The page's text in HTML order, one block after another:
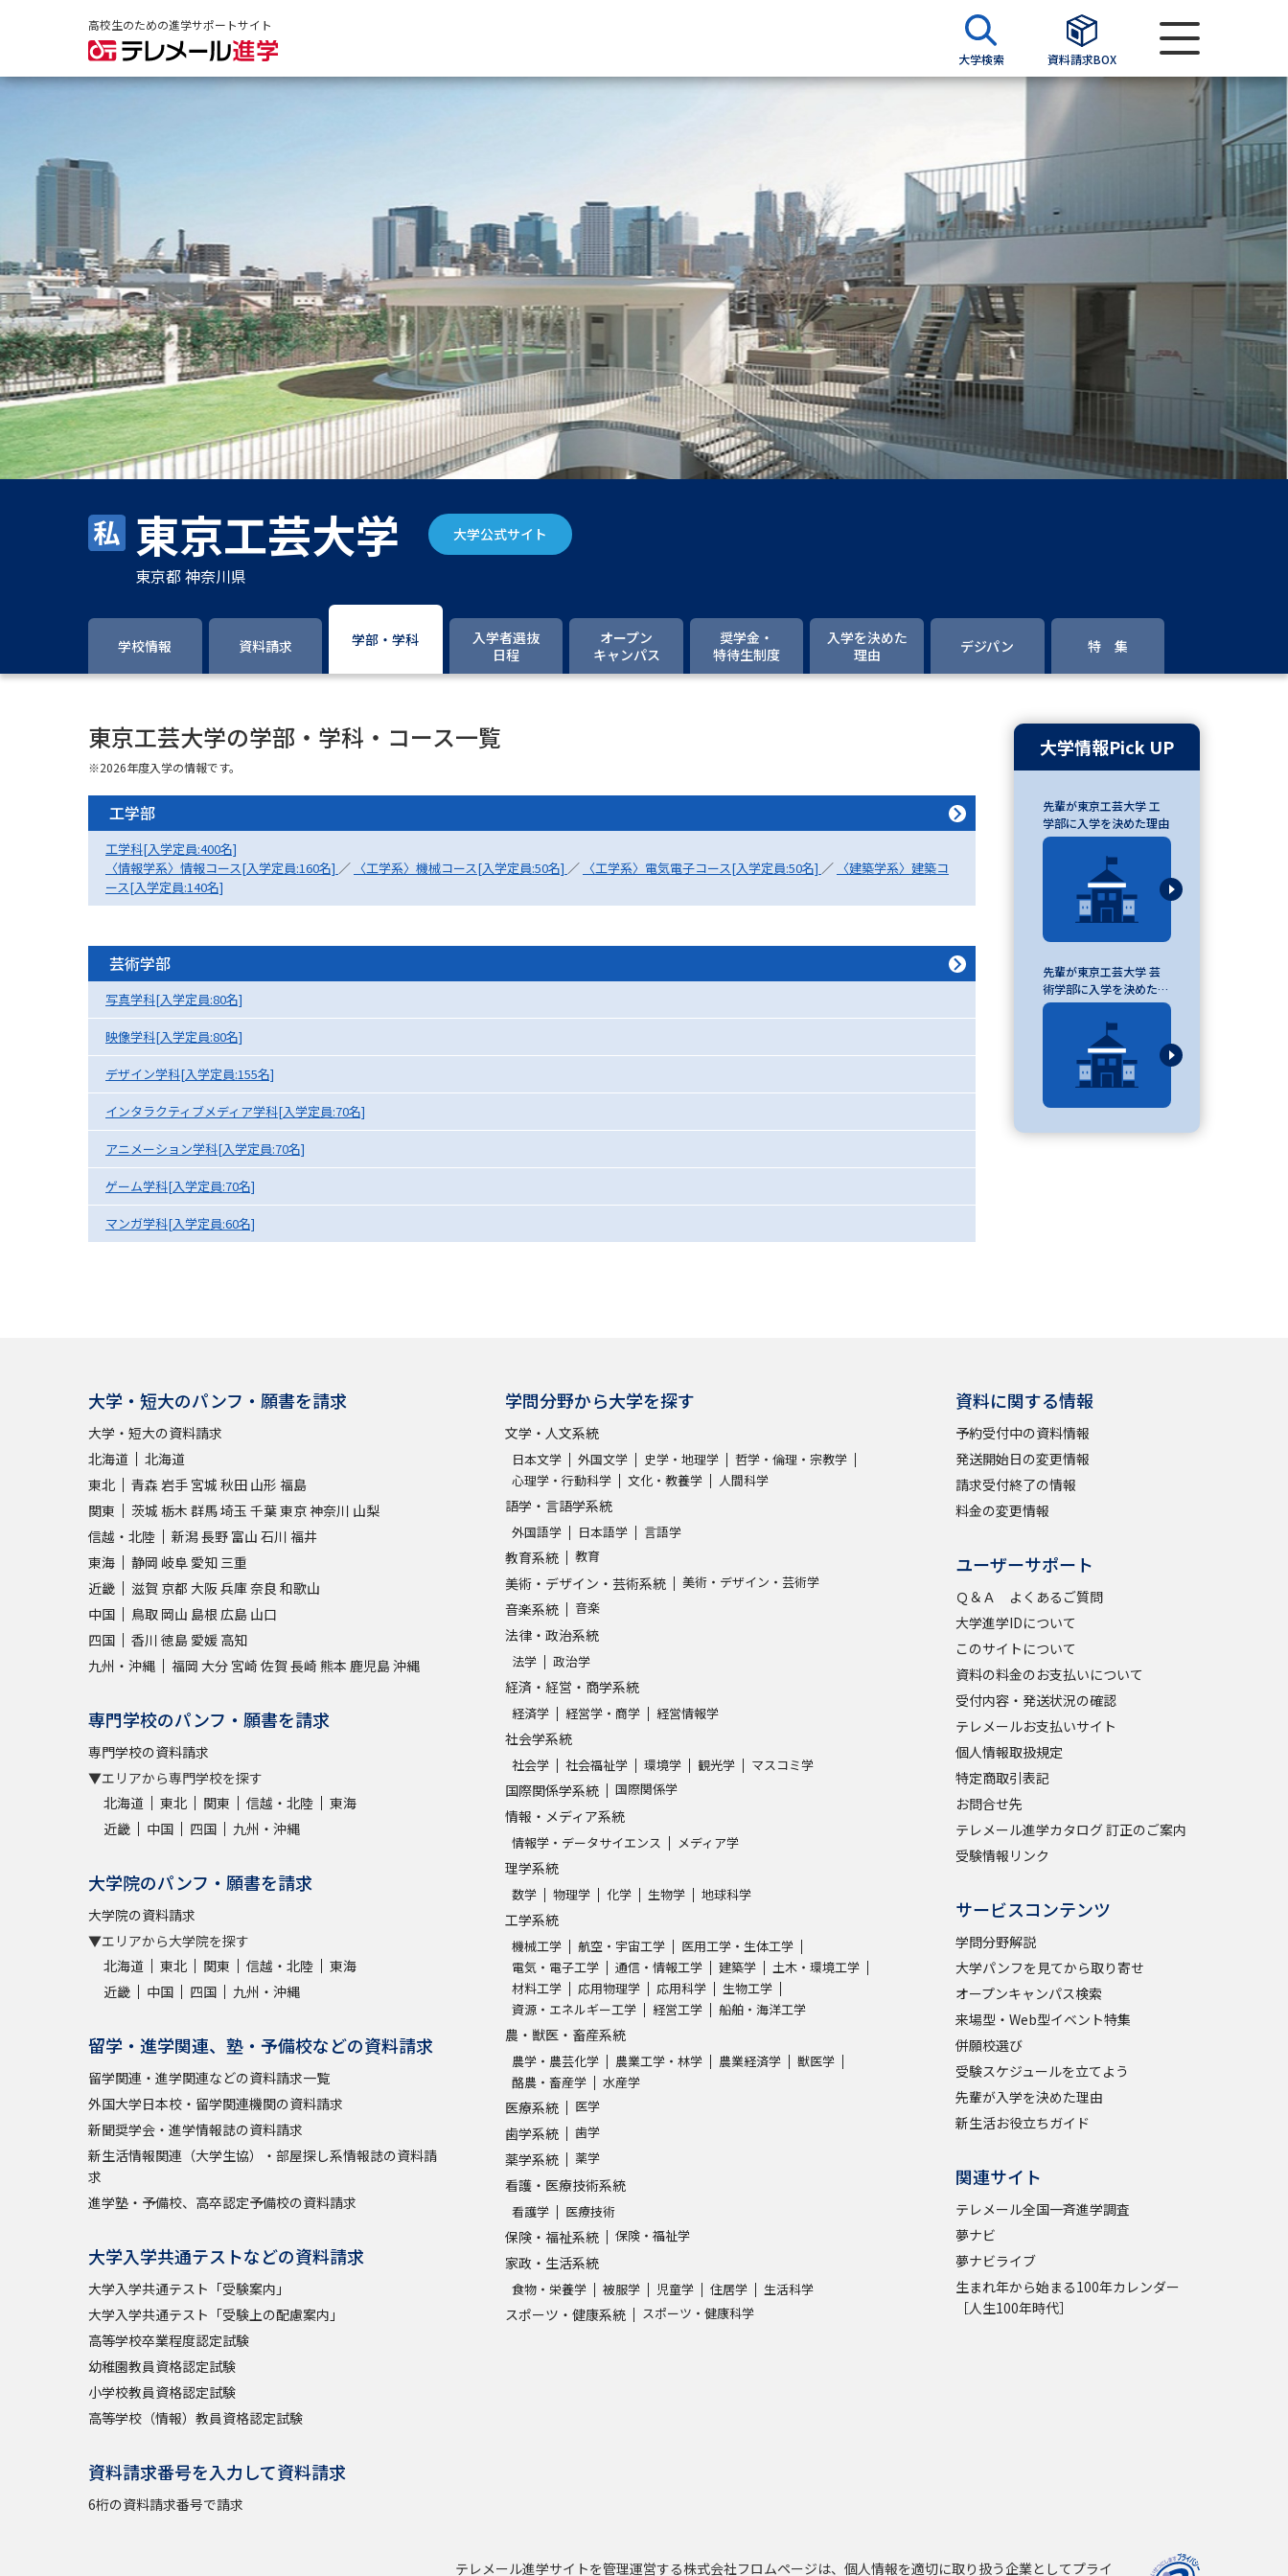
高校生のための進学サポートサイト
大学検索 資料請求BOX
資料検索
大学・短大の資料種類から請求
大学パンフ
学部・学科パンフ
総合型選抜・学校推薦型選抜 募集要項＆願書
大学入学共通テスト利用選抜の募集要項＆願書
過去問題集
大学・短大以外の資料から請求
専門学校の資料請求 大学院の資料請求
留学・進学関連、塾・予備校
大学入学共通テスト「受験案内」の請求
大学入学共通テスト「受験上の配慮案内」の請求
高等学校卒業程度認定試験
大学研究 大学検索
デジタルパンフレット
新学年スタート号特集ページ（高3生用）
SELFBRAND特集ページ
オープンキャンパス検索
実施プログラムから探す
受験準備 資料検索
志望校・出願校を調べる
大学で学びたい学問発見
学問のミニ講義「夢ナビ講義」 学問分野解説 学問の教科書 夢ナビライブ
ユーザーサポート
Ｑ＆Ａ よくあるご質問
このサイトについて
資料の料金の
受付内容・発送状況の確認 テレメール
テレメール進学カタログ訂正のご案内
受験情報リンク
東京工芸大学 大学公式サイト
東京都 神奈川県
学校情報 資料請求 学部・学科
入学者選抜
日程
オープン
キャンパス
奨学金・
特待生制度
入学を決めた
理由
デジパン 特 集
東京工芸大学の学部・学科・コース一覧
※2026年度入学の情報です。
工学部
工学科[入学定員:400名]
〈情報学系〉情報コース[入学定員:160名] ／ 〈工学系〉機械コース[入学定員:50名] ／ 〈工学系〉電気電子コース[入学定員:50名] ／ 〈建築学系〉建築コ
ース[入学定員:140名]
芸術学部
写真学科[入学定員:80名]
映像学科[入学定員:80名]
デザイン学科[入学定員:155名]
インタラクティブメディア学科[入学定員:70名]
アニメーション学科[入学定員:70名]
ゲーム学科[入学定員:70名]
マンガ学科[入学定員:60名]
大学情報Pick UP
先輩が東京工芸大学 工
学部に入学を決めた理由
先輩が東京工芸大学 芸
術学部に入学を決めた理
由
大学・短大のパンフ・願書を請求
大学・短大の資料請求
北海道
北海道
東北
青森 岩手 宮城 秋田 山形 福島
関東
茨城 栃木 群馬埼玉 千葉東京神奈川 山梨
信越・北陸
新潟長野 富山 石川 福井
東海
静岡 岐阜 愛知 三重
近畿
滋賀 京都 大阪兵庫奈良 和歌山
中国
鳥取 岡山 島根 広島 山口
四国
香川 徳島 愛媛 高知
九州・沖縄
福岡 大分 宮崎 佐賀 長崎 熊本 鹿児島沖縄
専門学校のパンフ・願書を請求
専門学校の資料請求
▼エリアから専門学校を探す
北海道
東北 関東 信越・北陸
東海
近畿
中国 四国 九州・沖縄
大学院のパンフ・願書を請求
大学院の資料請求
▼エリアから大学院を探す
北海道
東北 関東 信越・北陸
東海
近畿
中国 四国 九州・沖縄
留学・進学関連、塾・予備校などの資料請求
留学関連・進学関連などの資料請求一覧
外国大学日本校・留学関連機関の資料請求
新聞奨学会・進学情報誌の資料請求
新生活情報関連（大学生協）・部屋探し系情報誌の資料請
求
進学塾・予備校、高卒認定予備校の資料請求
大学入学共通テストなどの資料請求
大学入学共通テスト「受験案内」
大学入学共通テスト「受験上の配慮案内」
高等学校卒業程度認定試験
幼稚園教員資格認定試験
小学校教員資格認定試験
高等学校（情報）教員資格認定試験
資料請求番号を入力して資料請求
6桁の資料請求番号で請求
学問分野から大学を探す
文学・人文系統
日本文学 外国文学 史学・地理学
哲学・倫理・宗教学
心理学・行動科学
文化・教養学 人間科学
語学・言語学系統
外国語学 日本語学 言語学
教育系統 教育
美術・デザイン・芸術系統 美術・デザイン・芸術学
音楽系統 音楽
法律・政治系統
法学 政治学
経済・経営・商学系統
経済学 経営学・商学 経営情報学
社会学系統
社会学 社会福祉学 環境学 観光学 マスコミ学
国際関係学系統 国際関係学
情報・メディア系統
情報学・データサイエンス メディア学
理学系統
数学 物理学 化学 生物学 地球科学
工学系統
機械工学 航空・宇宙工学
医用工学・生体工学
電気・電子工学
通信・情報工学 建築学
土木・環境工学
材料工学
応用物理学 応用科学
生物工学
資源・エネルギー工学
経営工学 船舶・海洋工学
農・獣医・畜産系統
農学・農芸化学 農業工学・林学 農業経済学
獣医学
酪農・畜産学
水産学
医療系統 医学
歯学系統 歯学
薬学系統 薬学
看護・医療技術系統
看護学 医療技術
保険・福祉系統 保険・福祉学
家政・生活系統
食物・栄養学 被服学 児童学 住居学 生活科学
スポーツ・健康系統 スポーツ・健康科学
資料に関する情報
予約受付中の資料情報
発送開始日の変更情報
請求受付終了の情報
料金の変更情報
ユーザーサポート
Ｑ＆Ａ よくあるご質問
大学進学IDについて
このサイトについて
資料の料金のお支払いについて
受付内容・発送状況の確認
テレメールお支払いサイト
個人情報取扱規定
特定商取引表記
お問合せ先
テレメール進学カタログ 訂正のご案内
受験情報リンク
サービスコンテンツ
学問分野解説
大学パンフを見てから取り寄せ
オープンキャンパス検索
来場型・Web型イベント特集
併願校選び
受験スケジュールを立てよう
先輩が入学を決めた理由
新生活お役立ちガイド
関連サイト
テレメール全国一斉進学調査
夢ナビ
夢ナビライブ
生まれ年から始まる100年カレンダー
［人生100年時代］
テレメール進学サイトを管理運営する株式会社フロムページは、個人情報を適切に取り扱う企業としてプライ